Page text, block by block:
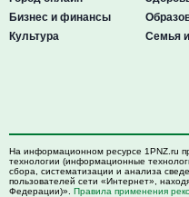
Бизнес и финансы
Культура
Семья
На информационном ресурсе 1PNZ.ru
технологии (информационные
сбора, систематизации и анализа
пользователей сети «Интернет»,
Федерации)». Правила применения